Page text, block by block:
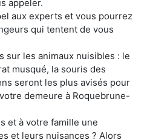
appeler.
aux experts et vous pourrez
qui tentent de vous
sur les animaux nuisibles : le
musqué, la souris des
seront les plus avisés pour
demeure à Roquebrune-
et à votre famille une
et leurs nuisances ? Alors